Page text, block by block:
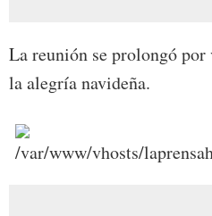
La reunión se prolongó
la alegría navideña.